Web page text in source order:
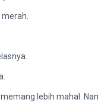
lebih mahal.